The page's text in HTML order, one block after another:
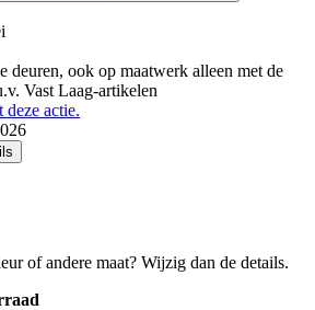
deuren, ook op maatwerk alleen met de
Vast Laag-artikelen
deze actie.
of andere maat? Wijzig dan de details.